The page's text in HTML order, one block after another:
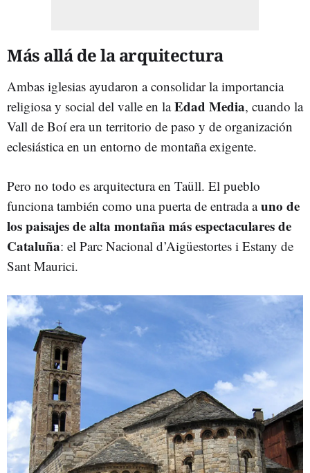
Más allá de la arquitectura
Ambas iglesias ayudaron a consolidar la importancia
religiosa y social del valle en laEdad Media, cuando la
Vall de Boí era un territorio de paso y de organización
eclesiástica en un entorno de montaña exigente.
Pero no todo es arquitectura en Taüll. El pueblo
funciona también como una puerta de entrada auno de
los paisajes de alta montaña más espectaculares de
Cataluña: el Parc Nacional d’Aigüestortes i Estany de
Sant Maurici.